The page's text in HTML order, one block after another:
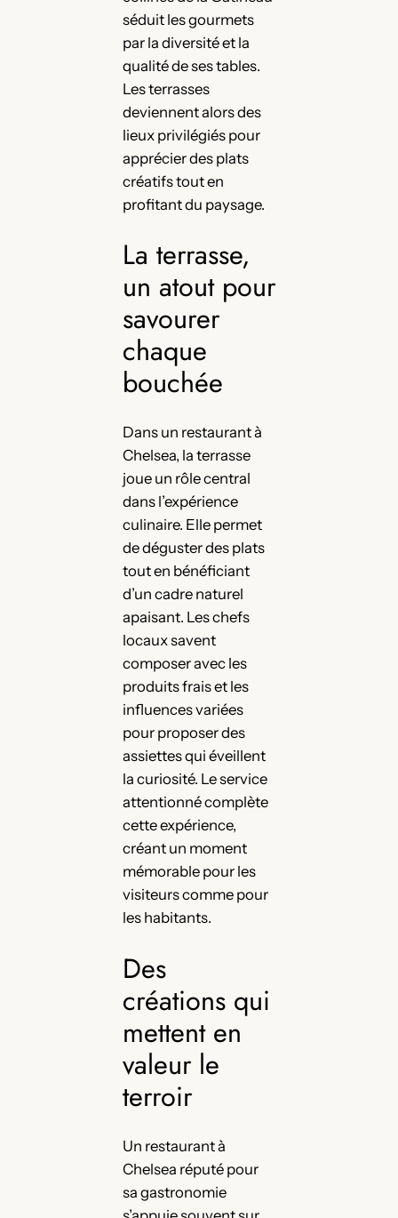
séduit les gourmets
par la diversité et la
qualité de ses tables.
Les terrasses
deviennent alors des
lieux privilégiés pour
apprécier des plats
créatifs tout en
profitant du paysage.
La terrasse,
un atout pour
savourer
chaque
bouchée
Dans un restaurant à
Chelsea, la terrasse
joue un rôle central
dans l’expérience
culinaire. Elle permet
de déguster des plats
tout en bénéficiant
d’un cadre naturel
apaisant. Les chefs
locaux savent
composer avec les
produits frais et les
influences variées
pour proposer des
assiettes qui éveillent
la curiosité. Le service
attentionné complète
cette expérience,
créant un moment
mémorable pour les
visiteurs comme pour
les habitants.
Des
créations qui
mettent en
valeur le
terroir
Un restaurant à
Chelsea réputé pour
sa gastronomie